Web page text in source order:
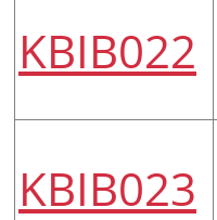
KBIB022
KBIB023